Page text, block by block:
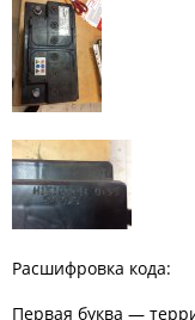
Расшифровка кода:
Первая буква —